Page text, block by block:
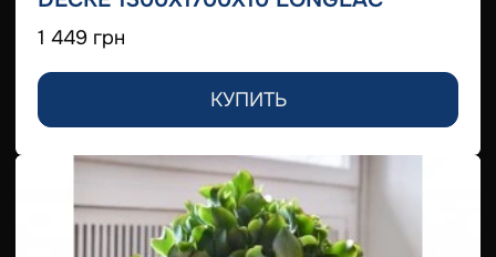
1 449 грн
КУПИТЬ